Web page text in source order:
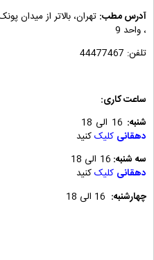
آدرس مطب:
، واحد 9
تلفن: 44477467
ساعت کاری:
شنبه:
دهقانی کلیککنید
سه شنبه: 16 الی 18 * برای اطلاع از
دهقانی کلیککنید
چهارشنبه: